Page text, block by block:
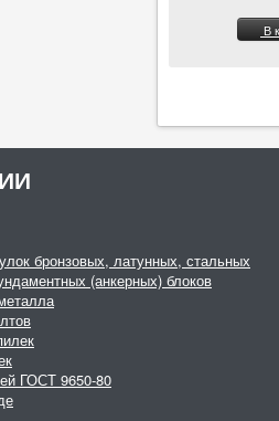
В
бронзовых, латунных, стальных
(анкерных) блоков
ГОСТ 9650-80